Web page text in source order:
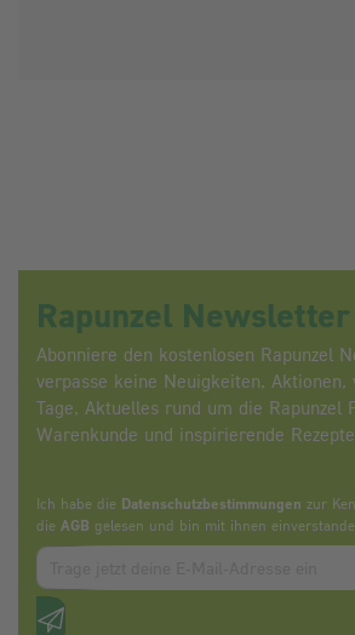
Rapunzel Newsletter
Abonniere den kostenlosen Rapunzel
verpasse keine Neuigkeiten, Aktionen,
Tage, Aktuelles rund um die Rapunzel
Warenkunde und inspirierende
Ich habe die Datenschutzbestimmungen zur
die AGB gelesen und bin mit ihnen
Zum abbonieren des Newsletters,